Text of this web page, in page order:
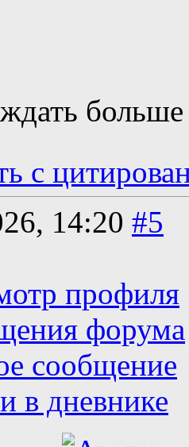
с
14:20 #5
профиля
форума
сообщение
в дневнике